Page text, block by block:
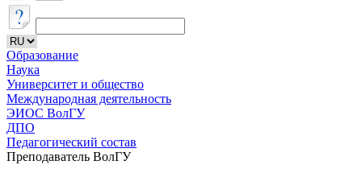
Образование
Наука
Университет и общество
Международная деятельность
ЭИОС ВолГУ
ДПО
Педагогический состав
Преподаватель ВолГУ